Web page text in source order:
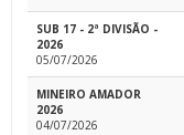
SUB 17 - 2ª DIVISÃO -
2026
05/07/2026
MINEIRO AMADOR
2026
04/07/2026